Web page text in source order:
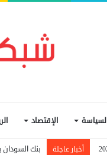
الإقتصاد
أخبار عاجلة بنك السودان